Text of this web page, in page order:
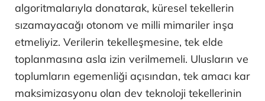
algoritmalarıyla donatarak, küresel tekellerin
sızamayacağı otonom ve milli mimariler inşa
etmeliyiz. Verilerin tekelleşmesine, tek elde
toplanmasına asla izin verilmemeli. Ulusların ve
toplumların egemenliği açısından, tek amacı kar
maksimizasyonu olan dev teknoloji tekellerinin